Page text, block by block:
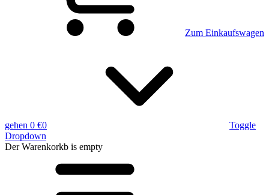
Zum Einkaufswagen
gehen 0 €0
Toggle
Dropdown
Der Warenkorkb is empty